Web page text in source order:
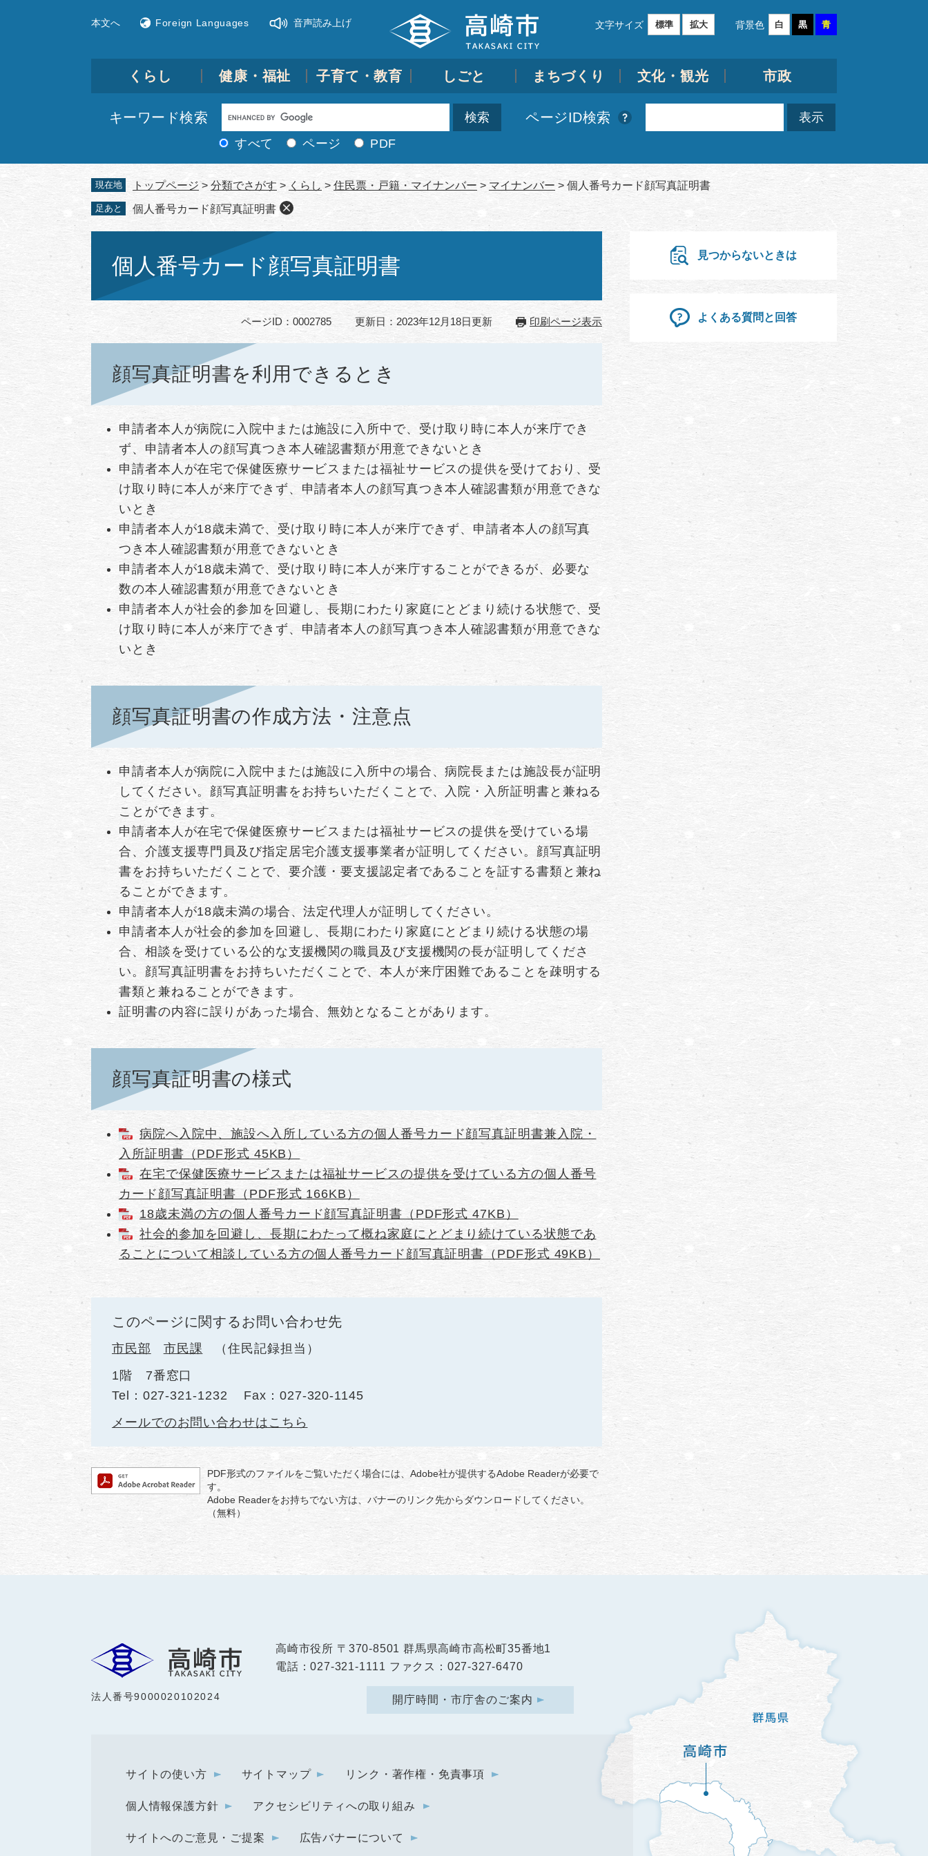
本文へ Foreign Languages 音声読み上げ 文字サイズ 標準 拡大 背景色 白 黒 青
くらし 健康・福祉 子育て・教育 しごと まちづくり 文化・観光 市政
キーワード検索
Google
カ
検
すべて ページ PDF
ページID検索
現在地 トップページ > 分類でさがす > くらし > 住民票・戸籍・マイナンバー > マイナンバー > 個人番号カード顔写真証明書
足あと 個人番号カード顔写真証明書
個人番号カード顔写真証明書
ページID：0002785 更新日：2023年12月18日更新 印刷ページ表示
顔写真証明書を利用できるとき
申請者本人が病院に入院中または施設に入所中で、受け取り時に本人が来庁でき
ず、申請者本人の顔写真つき本人確認書類が用意できないとき
申請者本人が在宅で保健医療サービスまたは福祉サービスの提供を受けており、受
け取り時に本人が来庁できず、申請者本人の顔写真つき本人確認書類が用意できな
いとき
申請者本人が18歳未満で、受け取り時に本人が来庁できず、申請者本人の顔写真
つき本人確認書類が用意できないとき
申請者本人が18歳未満で、受け取り時に本人が来庁することができるが、必要な
数の本人確認書類が用意できないとき
申請者本人が社会的参加を回避し、長期にわたり家庭にとどまり続ける状態で、受
け取り時に本人が来庁できず、申請者本人の顔写真つき本人確認書類が用意できな
いとき
顔写真証明書の作成方法・注意点
申請者本人が病院に入院中または施設に入所中の場合、病院長または施設長が証明
してください。顔写真証明書をお持ちいただくことで、入院・入所証明書と兼ねる
ことができます。
申請者本人が在宅で保健医療サービスまたは福祉サービスの提供を受けている場
合、介護支援専門員及び指定居宅介護支援事業者が証明してください。顔写真証明
書をお持ちいただくことで、要介護・要支援認定者であることを証する書類と兼ね
ることができます。
申請者本人が18歳未満の場合、法定代理人が証明してください。
申請者本人が社会的参加を回避し、長期にわたり家庭にとどまり続ける状態の場
合、相談を受けている公的な支援機関の職員及び支援機関の長が証明してくださ
い。顔写真証明書をお持ちいただくことで、本人が来庁困難であることを疎明する
書類と兼ねることができます。
証明書の内容に誤りがあった場合、無効となることがあります。
顔写真証明書の様式
病院へ入院中、施設へ入所している方の個人番号カード顔写真証明書兼入院・
入所証明書（PDF形式 45KB）
在宅で保健医療サービスまたは福祉サービスの提供を受けている方の個人番号
カード顔写真証明書（PDF形式 166KB）
18歳未満の方の個人番号カード顔写真証明書（PDF形式 47KB）
社会的参加を回避し、長期にわたって概ね家庭にとどまり続けている状態であ
ることについて相談している方の個人番号カード顔写真証明書（PDF形式 49KB）
このページに関するお問い合わせ先
市民部 市民課
住民記録担当
1階 7番窓口
Tel：027-321-1232
Fax：027-320-1145
メールでのお問い合わせはこちら
PDF形式のファイルをご覧いただく場合には、Adobe社が提供するAdobe Readerが必要で
す。
Adobe Readerをお持ちでない方は、バナーのリンク先からダウンロードしてください。
（無料）
見つからないときは
よくある質問と回答
法人番号9000020102024
高崎市役所 〒370-8501 群馬県高崎市高松町35番地1
電話：027-321-1111 ファクス：027-327-6470
開庁時間・市庁舎のご案内
サイトの使い方 サイトマップ リンク・著作権・免責事項
個人情報保護方針 アクセシビリティへの取り組み
サイトへのご意見・ご提案 広告バナーについて